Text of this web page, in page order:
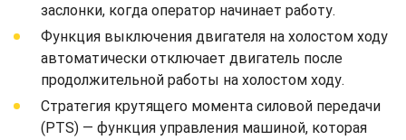
заслонки, когда оператор начинает работу.
Функция выключения двигателя на холостом ходу
автоматически отключает двигатель после
продолжительной работы на холостом ходу.
Стратегия крутящего момента силовой передачи
(PTS) — функция управления машиной, которая